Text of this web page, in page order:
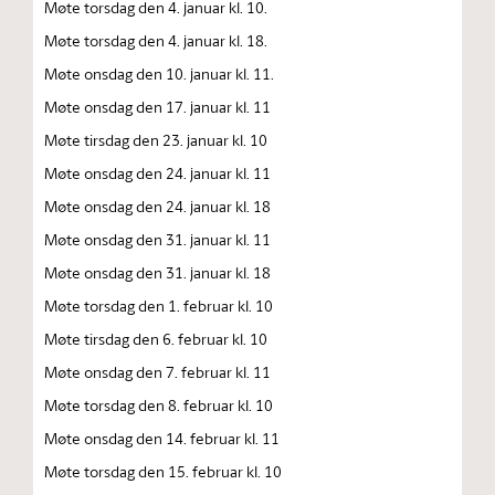
Møte torsdag den 4. januar kl. 10.
Møte torsdag den 4. januar kl. 18.
Møte onsdag den 10. januar kl. 11.
Møte onsdag den 17. januar kl. 11
Møte tirsdag den 23. januar kl. 10
Møte onsdag den 24. januar kl. 11
Møte onsdag den 24. januar kl. 18
Møte onsdag den 31. januar kl. 11
Møte onsdag den 31. januar kl. 18
Møte torsdag den 1. februar kl. 10
Møte tirsdag den 6. februar kl. 10
Møte onsdag den 7. februar kl. 11
Møte torsdag den 8. februar kl. 10
Møte onsdag den 14. februar kl. 11
Møte torsdag den 15. februar kl. 10